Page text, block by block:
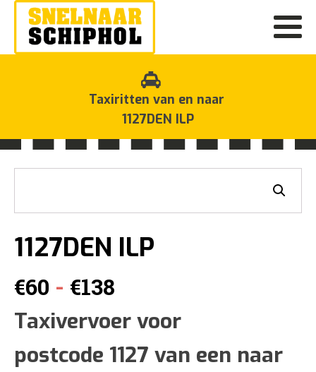
Taxiritten van en naar
1127DEN ILP
1127DEN ILP
€60 - €138
€60
tot
Taxivervoer voor
postcode 1127 van een naar